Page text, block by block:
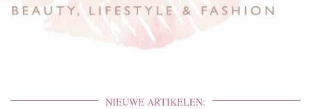
NIEUWE ARTIKELEN: